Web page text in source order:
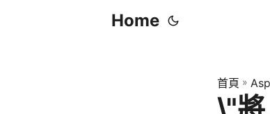
Home
首頁 »